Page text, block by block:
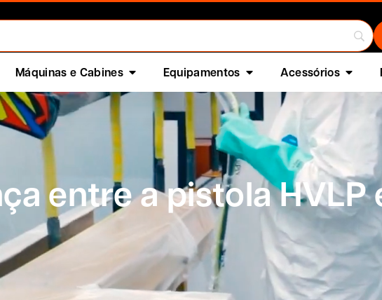
Máquinas e Cabines Equipamentos Acessórios
entre a pistola HVLP